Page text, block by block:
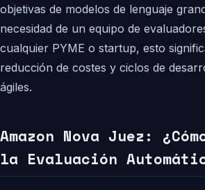
objetivas de modelos de lenguaje
necesidad de un equipo de
cualquier PYME o startup, esto
reducción de costes y ciclos de
ágiles.
Amazon Nova Juez:
la Evaluación